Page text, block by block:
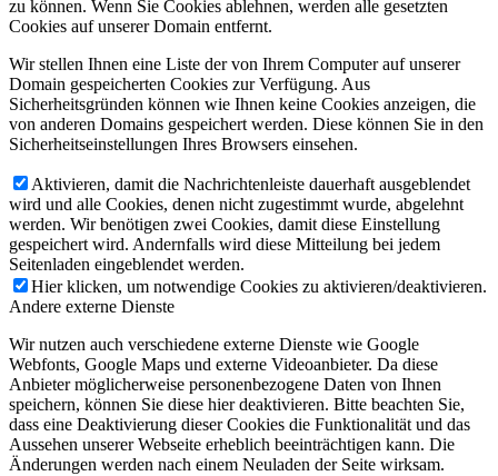
zu können. Wenn Sie Cookies ablehnen, werden alle gesetzten
Cookies auf unserer Domain entfernt.
Wir stellen Ihnen eine Liste der von Ihrem Computer auf unserer
Domain gespeicherten Cookies zur Verfügung. Aus
Sicherheitsgründen können wie Ihnen keine Cookies anzeigen, die
von anderen Domains gespeichert werden. Diese können Sie in den
Sicherheitseinstellungen Ihres Browsers einsehen.
Aktivieren, damit die Nachrichtenleiste dauerhaft ausgeblendet
wird und alle Cookies, denen nicht zugestimmt wurde, abgelehnt
werden. Wir benötigen zwei Cookies, damit diese Einstellung
gespeichert wird. Andernfalls wird diese Mitteilung bei jedem
Seitenladen eingeblendet werden.
Hier klicken, um notwendige Cookies zu aktivieren/deaktivieren.
Andere externe Dienste
Wir nutzen auch verschiedene externe Dienste wie Google
Webfonts, Google Maps und externe Videoanbieter. Da diese
Anbieter möglicherweise personenbezogene Daten von Ihnen
speichern, können Sie diese hier deaktivieren. Bitte beachten Sie,
dass eine Deaktivierung dieser Cookies die Funktionalität und das
Aussehen unserer Webseite erheblich beeinträchtigen kann. Die
Änderungen werden nach einem Neuladen der Seite wirksam.